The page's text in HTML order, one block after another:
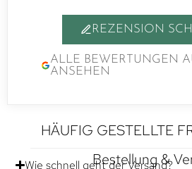
REZENSION
ALLE BEWERTUNGEN
ANSEHEN
HÄUFIG GESTELLTE
Bestellung &
Wie schnell geht der Versand?